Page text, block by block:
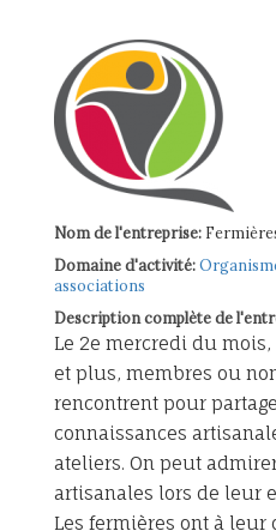
Nom de l'entreprise:
Domaine d'activité:
associations
Description complète de
Le 2e mercredi du
et plus, membres ou
rencontrent pour
connaissances
ateliers. On peut
artisanales lors de leur
Les fermières ont à